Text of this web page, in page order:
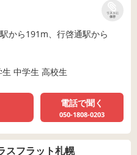
リストに
保存
から191m、行啓通駅から
中学生 高校生
電話で聞く
050-1808-0203
スフラット札幌